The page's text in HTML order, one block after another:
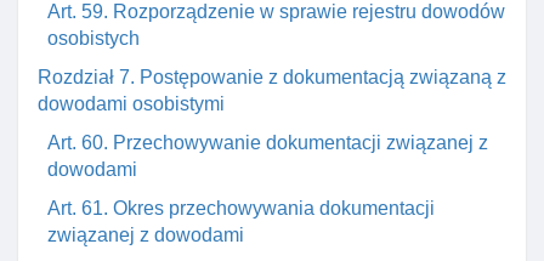
Art. 59. Rozporządzenie w sprawie rejestru dowodów
osobistych
Rozdział 7. Postępowanie z dokumentacją związaną z
dowodami osobistymi
Art. 60. Przechowywanie dokumentacji związanej z
dowodami
Art. 61. Okres przechowywania dokumentacji
związanej z dowodami